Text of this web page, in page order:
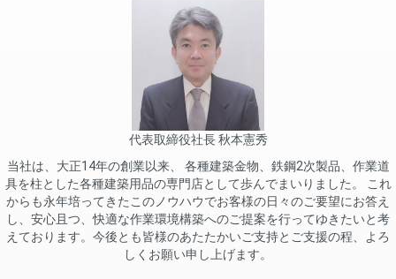
代表取締役社長 秋本憲秀
当社は、大正14年の創業以来、 各種建築金物、鉄鋼2次製品、作業道
具を柱とした各種建築用品の専門店として歩んでまいりました。 これ
からも永年培ってきたこのノウハウでお客様の日々のご要望にお答え
し、安心且つ、快適な作業環境構築へのご提案を行ってゆきたいと考
えております。今後とも皆様のあたたかいご支持とご支援の程、よろ
しくお願い申し上げます。